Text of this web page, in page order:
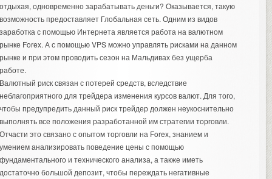
одновременно зарабатывать деньги? Оказывается, такую
предоставляет Глобальная сеть. Одним из видов
с помощью Интернета является работа на валютном
Forex. А с помощью VPS можно управлять рисками на данном
и при этом проводитьсезон на Мальдивахбез ущерба
риск связан с потерей средств, вследствие
для трейдера изменения курсов валют. Для того,
предупредить данный риск трейдер должен неукоснительно
все положения разработанной им стратегии торговли.
это связано с опытом торговли на Forex, знанием и
анализировать поведение цены с помощью
и технического анализа, а также иметь
большой депозит, чтобы переждать негативные